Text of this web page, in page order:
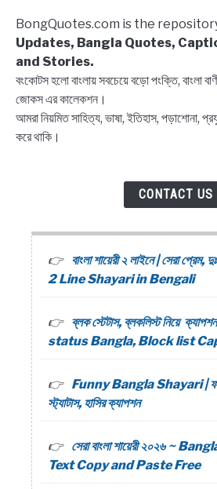
Quotes
BongQuotes.com is the
Updates, Bangla Quotes,
and Stories.
বংকোটস হলো বাংলায় সবচেয়ে বড়ো পংক্তি, বাংলা
জোকস এর কালেকশন।
আমরা নিয়মিত সাহিত্য, ভাষা, ইতিহাস, পড়াশোনা,
করে থাকি।
CONTACT US
বাংলা শায়েরী ২ লাইনে | সেরা প্রেম,
2 Line Shayari in Bengali
ব্লক স্টেটাস, ব্লকলিস্ট নিয়ে
status Bangla, Block list
Funny Bangla Shayari | ফানি
স্ট্যাটাস, হাসির ক্যাপশন
সেরা বাংলা শায়েরী ২০২৬ ~
Text Copy and Paste Free